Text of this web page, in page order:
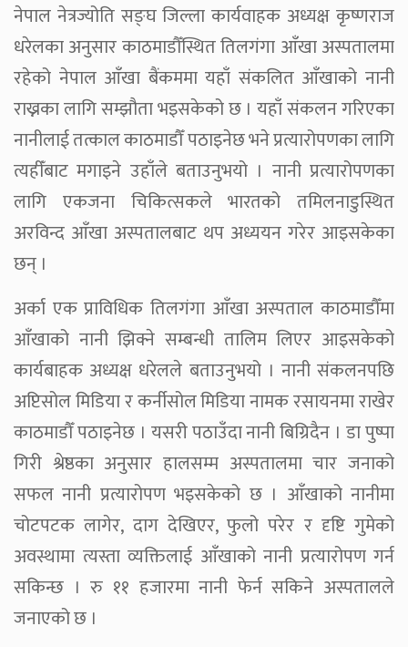
नेपाल नेत्रज्योति सङ्घ जिल्ला कार्यवाहक अध्यक्ष कृष्णराज
धरेलका अनुसार काठमाडौँस्थित तिलगंगा आँखा अस्पतालमा
रहेको नेपाल आँखा बैंकममा यहाँ संकलित आँखाको नानी
राख्नका लागि सम्झौता भइसकेको छ । यहाँ संकलन गरिएका
नानीलाई तत्काल काठमाडौँ पठाइनेछ भने प्रत्यारोपणका लागि
त्यहीँबाट मगाइने उहाँले बताउनुभयो । नानी प्रत्यारोपणका
लागि एकजना चिकित्सकले भारतको तमिलनाडुस्थित
अरविन्द आँखा अस्पतालबाट थप अध्ययन गरेर आइसकेका
छन् ।
अर्का एक प्राविधिक तिलगंगा आँखा अस्पताल काठमाडौँमा
आँखाको नानी झिक्ने सम्बन्धी तालिम लिएर आइसकेको
कार्यबाहक अध्यक्ष धरेलले बताउनुभयो । नानी संकलनपछि
अप्टिसोल मिडिया र कर्नीसोल मिडिया नामक रसायनमा राखेर
काठमाडौँ पठाइनेछ । यसरी पठाउँदा नानी बिग्रिदैन । डा पुष्पा
गिरी श्रेष्ठका अनुसार हालसम्म अस्पतालमा चार जनाको
सफल नानी प्रत्यारोपण भइसकेको छ । आँखाको नानीमा
चोटपटक लागेर, दाग देखिएर, फुलो परेर र दृष्टि गुमेको
अवस्थामा त्यस्ता व्यक्तिलाई आँखाको नानी प्रत्यारोपण गर्न
सकिन्छ । रु ११ हजारमा नानी फेर्न सकिने अस्पतालले
जनाएको छ ।